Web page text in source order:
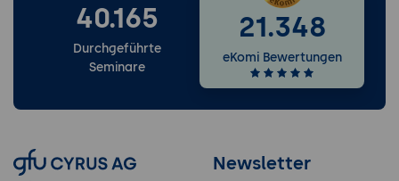
40.165
Durchgeführte
Seminare
21.348
eKomi Bewertungen
Newsletter